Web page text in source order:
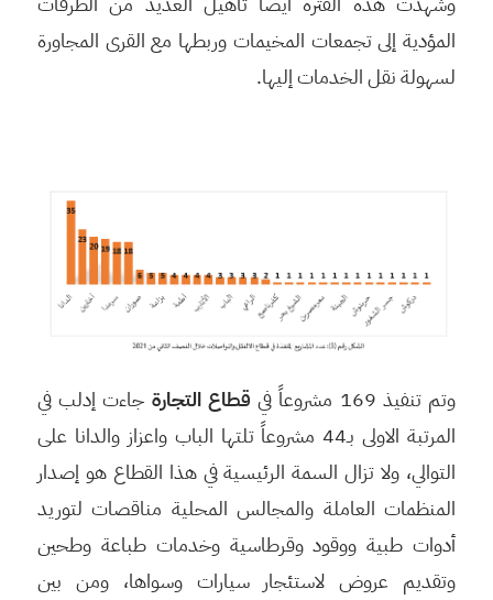
المؤدية إلى تجمعات المخيمات وربطها مع القرى المجاورة
لسهولة نقل الخدمات إليها.
وتم تنفيذ 169 مشروعاً في قطاع التجارة جاءت إدلب في
المرتبة الاولى بـ44 مشروعاً تلتها الباب واعزاز والدانا على
التوالي، ولا تزال السمة الرئيسية في هذا القطاع هو إصدار
المنظمات العاملة والمجالس المحلية مناقصات لتوريد
أدوات طبية ووقود وقرطاسية وخدمات طباعة وطحين
وتقديم عروض لاستئجار سيارات وسواها، ومن بين